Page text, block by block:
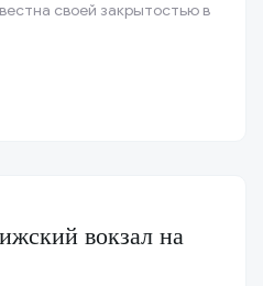
своей закрытостью в
вокзал на